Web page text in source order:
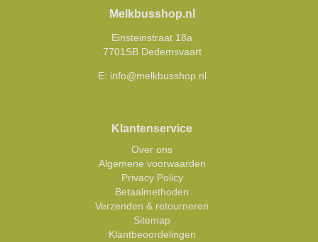
Melkbusshop.nl
Einsteinstraat 18a
7701SB Dedemsvaart
E: info@melkbusshop.nl
Klantenservice
Over ons
Algemene voorwaarden
Privacy Policy
Betaalmethoden
Verzenden & retourneren
Sitemap
Klantbeoordelingen